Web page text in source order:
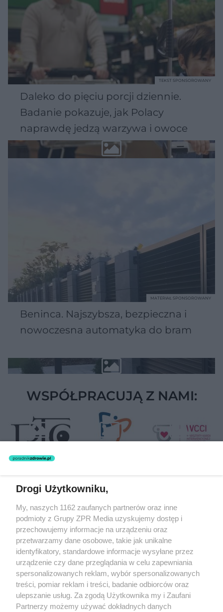
Daleko do pięciu porcji dziennie.
Badanie pokazuje, jak Polacy
naprawdę jedzą warzywa i owoce
TEKST SPONSOROWANY
Beninca. Najszybsza, bezpieczna i
nowoczesna automatyka do bram
MATERIAŁ SPONSOROWANY
WSPÓŁPRACUJĄ Z NAMI:
rozpowszechniany lub dalej rozpowszechniany w jakikolwiek sposób
(w tym także elektroniczny lub mechaniczny) na jakimkolwiek polu
eksploatacji w jakiejkolwiek formie, włącznie z umieszczaniem w
Internecie bez pisemnej zgody właściciela praw. Jakiekolwiek użycie
lub wykorzystanie utworów w całości lub w części z naruszeniem
prawa, tzn. bez właściwej zgody, jest zabronione pod groźbą kary i
może być ścigane prawnie.
Drogi Użytkowniku,
My, naszych 1162 zaufanych partnerów oraz inne
podmioty z Grupy ZPR Media uzyskujemy dostęp i
przechowujemy informacje na urządzeniu oraz
przetwarzamy dane osobowe, takie jak unikalne
identyfikatory, standardowe informacje wysyłane przez
urządzenie czy dane przeglądania w celu zapewniania
spersonalizowanych reklam, wybór spersonalizowanych
treści, pomiar reklam i treści, badanie odbiorców oraz
ulepszanie usług. Za zgodą Użytkownika my i Zaufani
Partnerzy możemy używać dokładnych danych